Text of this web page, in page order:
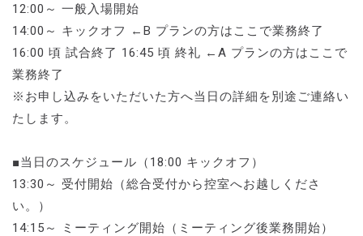
12:00～ 一般入場開始
14:00～ キックオフ ←B プランの方はここで業務終了
16:00 頃 試合終了 16:45 頃 終礼 ←A プランの方はここで
業務終了
※お申し込みをいただいた方へ当日の詳細を別途ご連絡い
たします。
■当日のスケジュール（18:00 キックオフ）
13:30～ 受付開始（総合受付から控室へお越しくださ
い。）
14:15～ ミーティング開始（ミーティング後業務開始）